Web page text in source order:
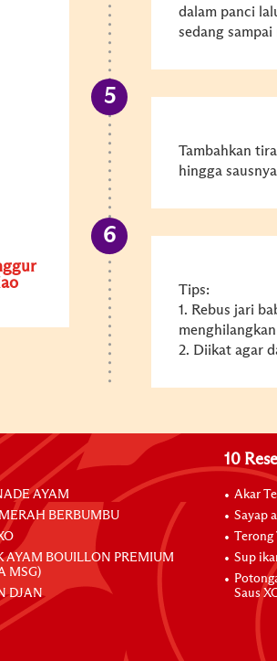
dalam panci
sedang
Tambahkan
hingga
Tips:
1. Rebus jari
2. Diikat agar
AYAM
BERBUMBU
AYAM BOUILLON PREMIUM
MSG)
DJAN
10
Akar
Sayap
Terong
Sup
Saus